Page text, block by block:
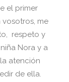
el primer
me
respeto y
Nora y a
atención
de ella.